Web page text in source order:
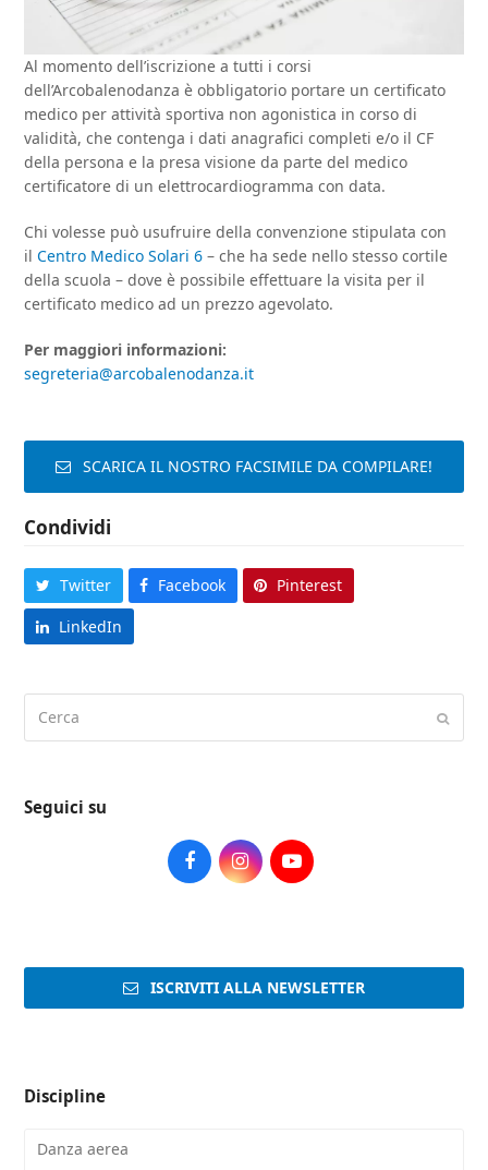
Al momento dell’iscrizione a tutti i corsi
dell’Arcobalenodanza è obbligatorio portare un certificato
medico per attività sportiva non agonistica in corso di
validità, che contenga i dati anagrafici completi e/o il CF
della persona e la presa visione da parte del medico
certificatore di un elettrocardiogramma con data.
Chi volesse può usufruire della convenzione stipulata con
ilCentro Medico Solari 6 – che ha sede nello stesso cortile
della scuola – dove è possibile effettuare la visita per il
certificato medico ad un prezzo agevolato.
Per maggiori informazioni:
segreteria@arcobalenodanza.it
SCARICA IL NOSTRO FACSIMILE DA COMPILARE!
Condividi
Twitter Facebook
Pinterest
LinkedIn
Seguici su
FacebookInstagramYoutube
ISCRIVITI ALLA NEWSLETTER
Discipline
Danza aerea